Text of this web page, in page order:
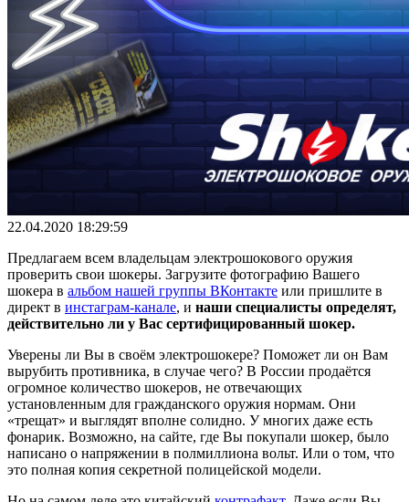
22.04.2020 18:29:59
Предлагаем всем владельцам электрошокового оружия
проверить свои шокеры. Загрузите фотографию Вашего
шокера в альбом нашей группы ВКонтакте или пришлите в
директ в инстаграм-канале, и наши специалисты определят,
действительно ли у Вас сертифицированный шокер.
Уверены ли Вы в своём электрошокере? Поможет ли он Вам
вырубить противника, в случае чего? В России продаётся
огромное количество шокеров, не отвечающих
установленным для гражданского оружия нормам. Они
«трещат» и выглядят вполне солидно. У многих даже есть
фонарик. Возможно, на сайте, где Вы покупали шокер, было
написано о напряжении в полмиллиона вольт. Или о том, что
это полная копия секретной полицейской модели.